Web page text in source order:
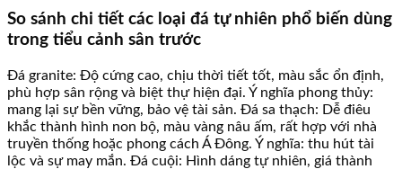
So sánh chi tiết các loại đá tự nhiên phổ biến dùng
trong tiểu cảnh sân trước
Đá granite: Độ cứng cao, chịu thời tiết tốt, màu sắc ổn định,
phù hợp sân rộng và biệt thự hiện đại. Ý nghĩa phong thủy:
mang lại sự bền vững, bảo vệ tài sản. Đá sa thạch: Dễ điêu
khắc thành hình non bộ, màu vàng nâu ấm, rất hợp với nhà
truyền thống hoặc phong cách Á Đông. Ý nghĩa: thu hút tài
lộc và sự may mắn. Đá cuội: Hình dáng tự nhiên, giá thành